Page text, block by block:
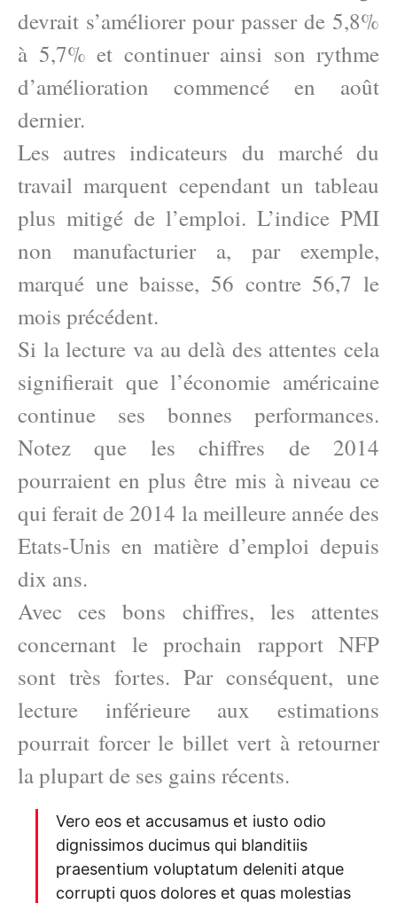
devrait s’améliorer pour passer de 5,8%
à 5,7% et continuer ainsi son rythme
d’amélioration commencé en août
dernier.
Les autres indicateurs du marché du
travail marquent cependant un tableau
plus mitigé de l’emploi. L’indice PMI
non manufacturier a, par exemple,
marqué une baisse, 56 contre 56,7 le
mois précédent.
Si la lecture va au delà des attentes cela
signifierait que l’économie américaine
continue ses bonnes performances.
Notez que les chiffres de 2014
pourraient en plus être mis à niveau ce
qui ferait de 2014 la meilleure année des
Etats-Unis en matière d’emploi depuis
dix ans.
Avec ces bons chiffres, les attentes
concernant le prochain rapport NFP
sont très fortes. Par conséquent, une
lecture inférieure aux estimations
pourrait forcer le billet vert à retourner
la plupart de ses gains récents.
Vero eos et accusamus et iusto odio
dignissimos ducimus qui blanditiis
praesentium voluptatum deleniti atque
corrupti quos dolores et quas molestias